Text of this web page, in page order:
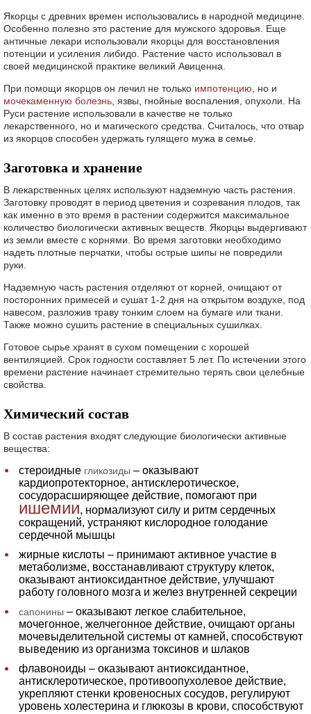
Якорцы с древних времен использовались в народной медицине.
Особенно полезно это растение для мужского здоровья. Еще
античные лекари использовали якорцы для восстановления
потенции и усиления либидо. Растение часто использовал в
своей медицинской практике великий Авиценна.
При помощи якорцов он лечил не только импотенцию , но и
мочекаменную болезнь , язвы, гнойные воспаления, опухоли. На
Руси растение использовали в качестве не только
лекарственного, но и магического средства. Считалось, что отвар
из якорцов способен удержать гулящего мужа в семье.
Заготовка и хранение
В лекарственных целях используют надземную часть растения.
Заготовку проводят в период цветения и созревания плодов, так
как именно в это время в растении содержится максимальное
количество биологически активных веществ. Якорцы выдергивают
из земли вместе с корнями. Во время заготовки необходимо
надеть плотные перчатки, чтобы острые шипы не повредили
руки.
Надземную часть растения отделяют от корней, очищают от
посторонних примесей и сушат 1-2 дня на открытом воздухе, под
навесом, разложив траву тонким слоем на бумаге или ткани.
Также можно сушить растение в специальных сушилках.
Готовое сырье хранят в сухом помещении с хорошей
вентиляцией. Срок годности составляет 5 лет. По истечении этого
времени растение начинает стремительно терять свои целебные
свойства.
Химический состав
В состав растения входят следующие биологически активные
вещества:
стероидные гликозиды – оказывают
кардиопротекторное, антисклеротическое,
сосудорасширяющее действие, помогают при
ишемии, нормализуют силу и ритм сердечных
сокращений, устраняют кислородное голодание
сердечной мышцы
жирные кислоты – принимают активное участие в
метаболизме, восстанавливают структуру клеток,
оказывают антиоксидантное действие, улучшают
работу головного мозга и желез внутренней секреции
сапонины – оказывают легкое слабительное,
мочегонное, желчегонное действие, очищают органы
мочевыделительной системы от камней, способствуют
выведению из организма токсинов и шлаков
флавоноиды – оказывают антиоксидантное,
антисклеротическое, противоопухолевое действие,
укрепляют стенки кровеносных сосудов, регулируют
уровень холестерина и глюкозы в крови, способствуют